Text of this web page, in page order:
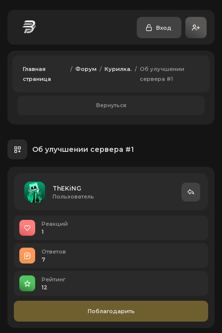
Вход
Главная
страница
/ Форум / Курилка. / Об улучшении
сервера #1
Вернуться
Об улучшении сервера #1
ThEKiNG
Пользователь
Реакций
1
Ответов
7
Рейтинг
12
Поблагодарить